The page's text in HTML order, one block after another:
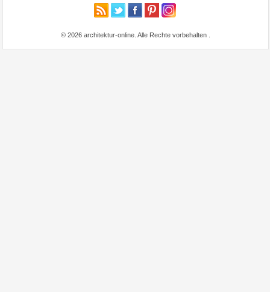
© 2026 architektur-online. Alle Rechte vorbehalten .